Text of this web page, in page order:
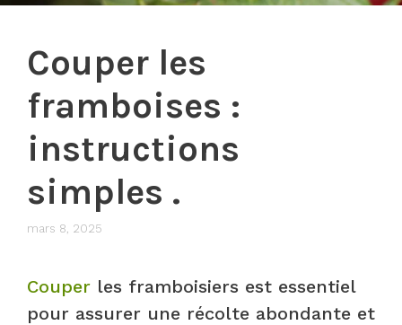
Couper les
framboises :
instructions
simples .
mars 8, 2025
Couper les framboisiers est essentiel
pour assurer une récolte abondante et